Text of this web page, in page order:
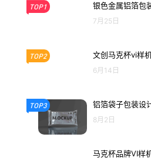
TOP1 银色金属铝箔包
7月25日
TOP2 文创马克杯vi样
6月14日
TOP3 铝箔袋子包装设
8月2日
马克杯品牌VI样